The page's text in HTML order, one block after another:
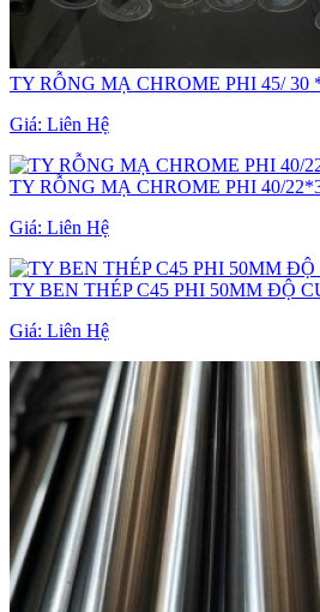
TY RỖNG MẠ CHROME PHI 45/ 30
Giá: Liên Hệ
TY RỖNG MẠ CHROME PHI 40/
Giá: Liên Hệ
TY BEN THÉP C45 PHI 50MM ĐỘ
Giá: Liên Hệ